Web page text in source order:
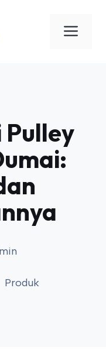
Produk